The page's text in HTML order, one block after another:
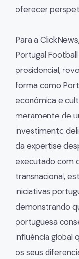
oferecer
Para a
Portugal
presidencial,
forma como
económica e
meramente de
investimento
da expertise
executado com
transnacional,
iniciativas
demonstrando
portuguesa
influência global
os seus